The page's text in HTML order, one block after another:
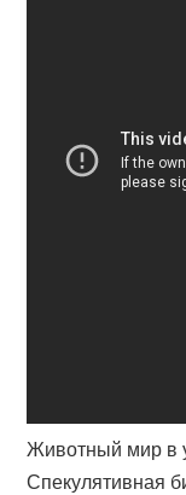
Животный мир в
Спекулятивная